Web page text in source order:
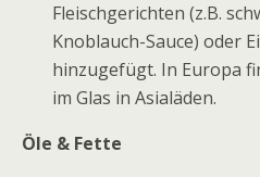
Fleischgerichten (z.B.
Knoblauch-Sauce) oder
hinzugefügt. In Europa
im Glas in Asialäden.
Öle & Fette